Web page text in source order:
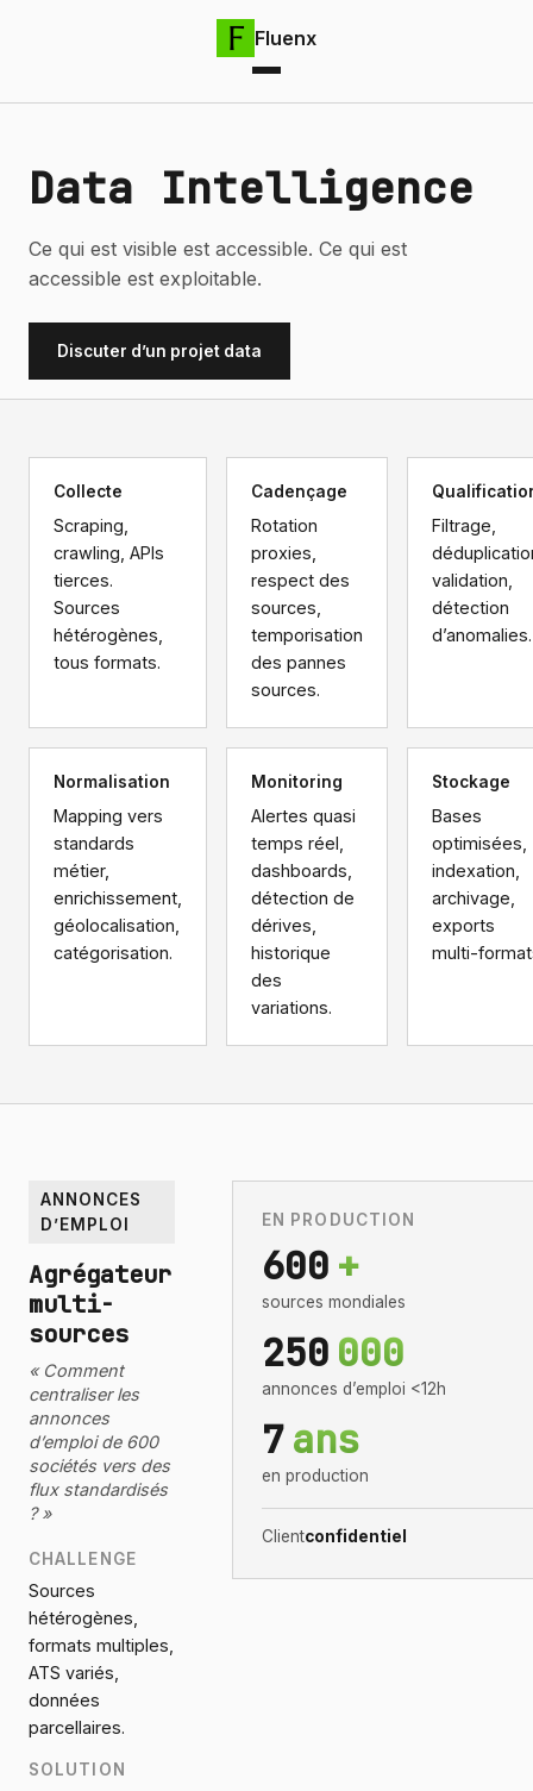
Fluenx
Data Intelligence
Ce qui est visible est accessible. Ce qui est
accessible est exploitable.
Discuter d’un projet data
Collecte
Scraping,
crawling, APIs
tierces.
Sources
hétérogènes,
tous formats.
Cadençage
Rotation
proxies,
respect des
sources,
temporisation
des pannes
sources.
Filtrage,
validation,
détection
d’anomalies.
Normalisation
Mapping vers
standards
métier,
enrichissement,
géolocalisation,
catégorisation.
Monitoring
Alertes quasi
temps réel,
dashboards,
détection de
dérives,
historique
des
variations.
Stockage
Bases
optimisées,
indexation,
archivage,
exports
multi-
ANNONCES
D’EMPLOI
Agrégateur
multi-
sources
« Comment
centraliser les
annonces
d’emploi de 600
sociétés vers des
flux standardisés
? »
CHALLENGE
Sources
hétérogènes,
formats multiples,
ATS variés,
données
parcellaires.
SOLUTION
EN PRODUCTION
600 +
sources mondiales
250 000
annonces d’emploi <12h
7ans
en production
Clientconfidentiel